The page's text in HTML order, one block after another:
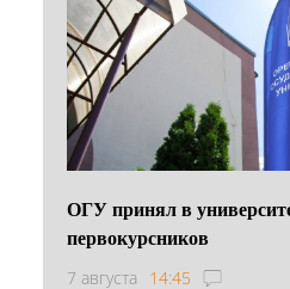
ОГУ принял в
первокурсников
7 августа 14:45